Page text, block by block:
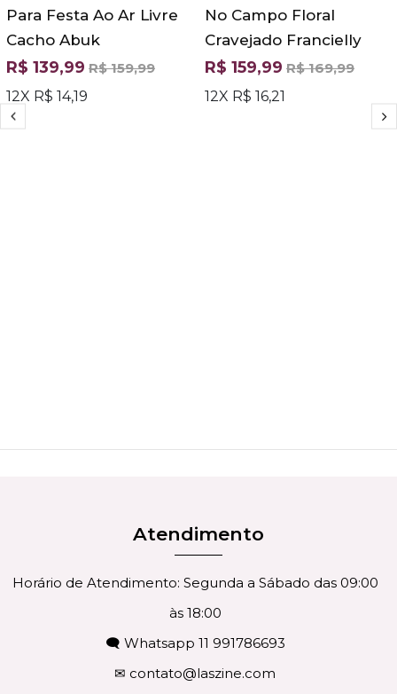
Para Festa Ao Ar Livre
Cacho Abuk
R$ 139,99 R$ 159,99
12X R$ 14,19
No Campo Floral
Cravejado Francielly
R$ 159,99 R$ 169,99
12X R$ 16,21
Atendimento
Horário de Atendimento: Segunda a Sábado das 09:00
às 18:00
🗨 Whatsapp 11 991786693
✉ contato@laszine.com